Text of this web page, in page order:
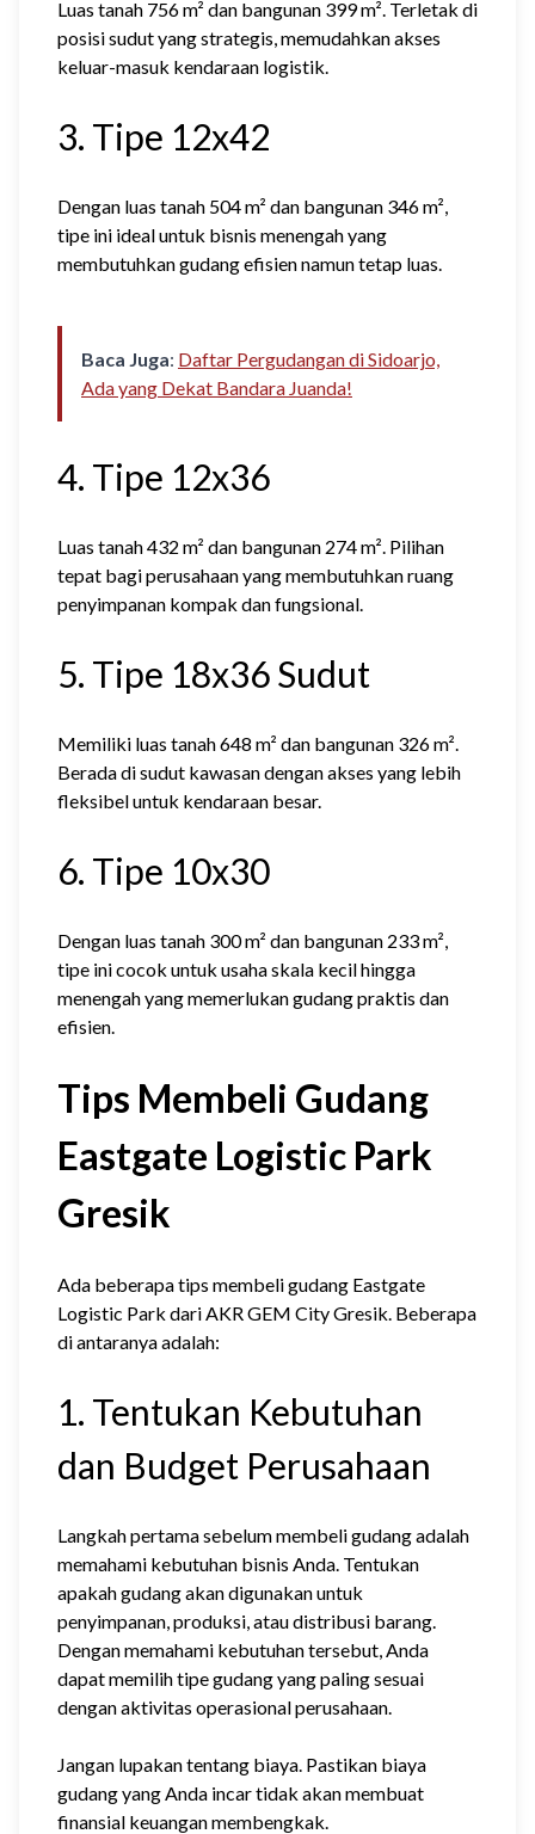
Luas tanah 756 m² dan bangunan 399 m². Terletak di
posisi sudut yang strategis, memudahkan akses
keluar-masuk kendaraan logistik.
3. Tipe 12x42
Dengan luas tanah 504 m² dan bangunan 346 m²,
tipe ini ideal untuk bisnis menengah yang
membutuhkan gudang efisien namun tetap luas.
Baca Juga: Daftar Pergudangan di Sidoarjo,
Ada yang Dekat Bandara Juanda!
4. Tipe 12x36
Luas tanah 432 m² dan bangunan 274 m². Pilihan
tepat bagi perusahaan yang membutuhkan ruang
penyimpanan kompak dan fungsional.
5. Tipe 18x36 Sudut
Memiliki luas tanah 648 m² dan bangunan 326 m².
Berada di sudut kawasan dengan akses yang lebih
fleksibel untuk kendaraan besar.
6. Tipe 10x30
Dengan luas tanah 300 m² dan bangunan 233 m²,
tipe ini cocok untuk usaha skala kecil hingga
menengah yang memerlukan gudang praktis dan
efisien.
Tips Membeli Gudang
Eastgate Logistic Park
Gresik
Ada beberapa tips membeli gudang Eastgate
Logistic Park dari AKR GEM City Gresik. Beberapa
di antaranya adalah:
1. Tentukan Kebutuhan
dan Budget Perusahaan
Langkah pertama sebelum membeli gudang adalah
memahami kebutuhan bisnis Anda. Tentukan
apakah gudang akan digunakan untuk
penyimpanan, produksi, atau distribusi barang.
Dengan memahami kebutuhan tersebut, Anda
dapat memilih tipe gudang yang paling sesuai
dengan aktivitas operasional perusahaan.
Jangan lupakan tentang biaya. Pastikan biaya
gudang yang Anda incar tidak akan membuat
finansial keuangan membengkak.